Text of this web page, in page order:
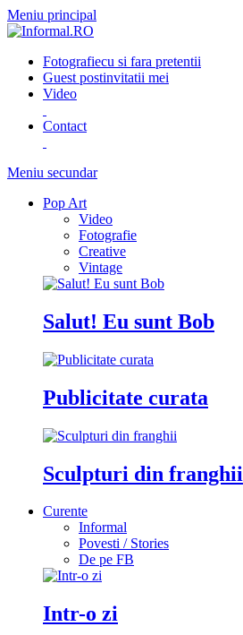
Meniu principal
Fotografiecu si fara pretentii
Guest postinvitatii mei
Video
Contact
Meniu secundar
Pop Art
Video
Fotografie
Creative
Vintage
Salut! Eu sunt Bob
Publicitate curata
Sculpturi din franghii
Curente
Informal
Povesti / Stories
De pe FB
Intr-o zi